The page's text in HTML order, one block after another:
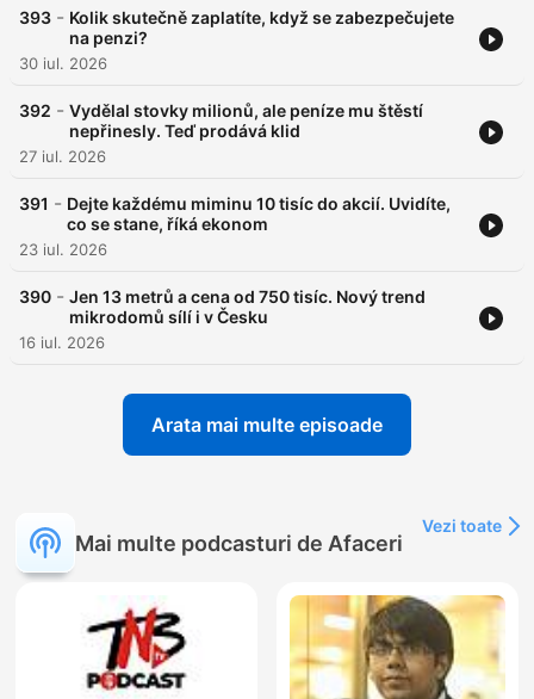
393 - Kolik skutečně zaplatíte, když se zabezpečujete
na penzi?
30 iul. 2026
392 - Vydělal stovky milionů, ale peníze mu štěstí
nepřinesly. Teď prodává klid
27 iul. 2026
391 - Dejte každému miminu 10 tisíc do akcií. Uvidíte,
co se stane, říká ekonom
23 iul. 2026
390 - Jen 13 metrů a cena od 750 tisíc. Nový trend
mikrodomů sílí i v Česku
16 iul. 2026
Arata mai multe episoade
Mai multe podcasturi de Afaceri
Vezi toate